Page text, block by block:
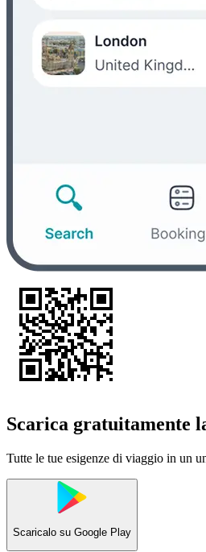
Scarica gratuitamente
Tutte le tue esigenze di viaggio in un
Scaricalo su Google Play